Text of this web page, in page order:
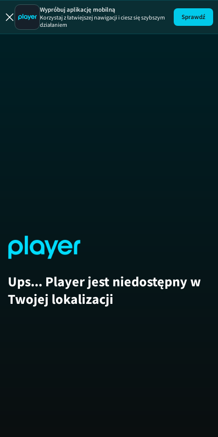
Uwaga!
Wypróbuj aplikację mobilną
Korzystaj z łatwiejszej nawigacji i ciesz się szybszym
działaniem
Sprawdź
Ups... Player jest niedostępny w
Twojej lokalizacji